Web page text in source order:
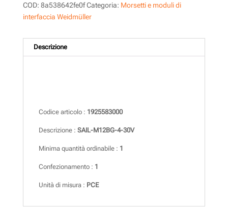
COD: 8a538642fe0f Categoria: Morsetti e moduli di
interfaccia Weidmüller
Descrizione
Codice articolo : 1925583000
Descrizione : SAIL-M12BG-4-30V
Minima quantità ordinabile : 1
Confezionamento : 1
Unità di misura : PCE